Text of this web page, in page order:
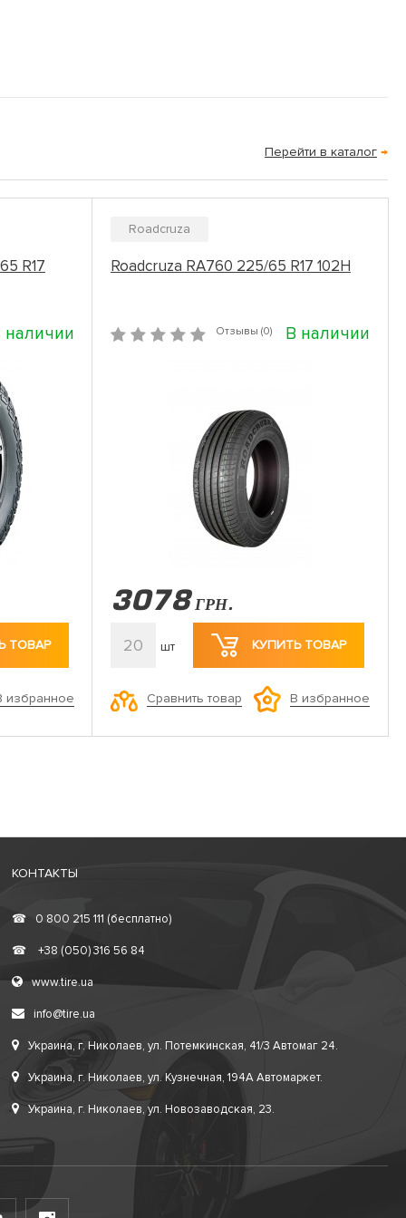
Перейти в каталог →
R17
наличии
ТОВАР
избранное
Roadcruza
Roadcruza RA760 225/65 R17 102H
Отзывы (0) В наличии
3078 ГРН.
20 шт КУПИТЬ ТОВАР
Сравнить товар В избранное
КОНТАКТЫ
☎ 0 800 215 111 (бесплатно)
☎ +38 (050) 316 56 84
www.tire.ua
info@tire.ua
Украина, г. Николаев, ул. Потемкинская, 41/3 Автомаг 24.
Украина, г. Николаев, ул. Кузнечная, 194А Автомаркет.
Украина, г. Николаев, ул. Новозаводская, 23.